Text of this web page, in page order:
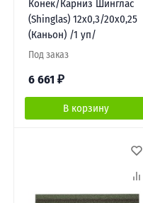
Конек/Карниз Шинглас
(Shinglas) 12х0,3/20х0,25
(Каньон) /1 уп/
Под заказ
6 661 ₽
В корзину